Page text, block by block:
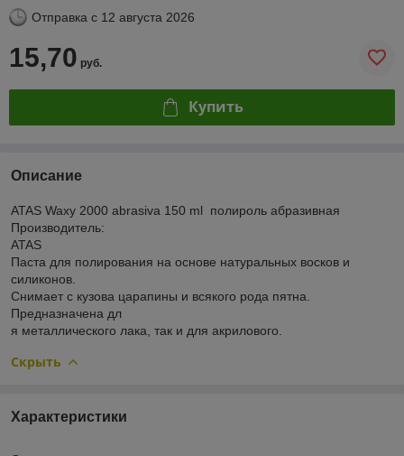
Отправка с 12 августа 2026
15,70 руб.
Купить
Описание
ATAS Waxy 2000 abrasiva 150 ml полироль абразивная
Производитель:
ATAS
Паста для полирования на основе натуральных восков и
силиконов.
Снимает с кузова царапины и всякого рода пятна.
Предназначена дл
я металлического лака, так и для акрилового.
Скрыть
Характеристики